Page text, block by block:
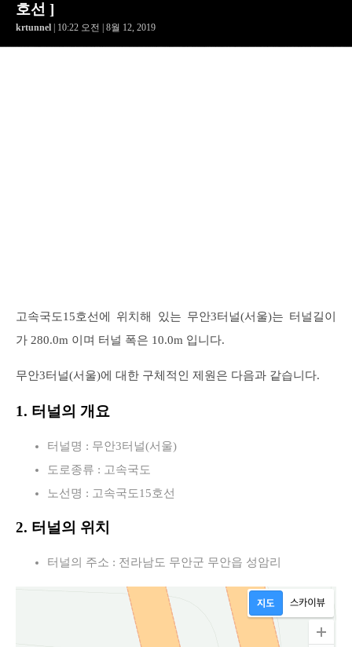
호선 ]
krtunnel | 10:22 오전 | 8월 12, 2019
고속국도15호선에 위치해 있는 무안3터널(서울)는 터널길이
가 280.0m 이며 터널 폭은 10.0m 입니다.
무안3터널(서울)에 대한 구체적인 제원은 다음과 같습니다.
1. 터널의 개요
터널명 : 무안3터널(서울)
도로종류 : 고속국도
노선명 : 고속국도15호선
2. 터널의 위치
터널의 주소 : 전라남도 무안군 무안읍 성암리